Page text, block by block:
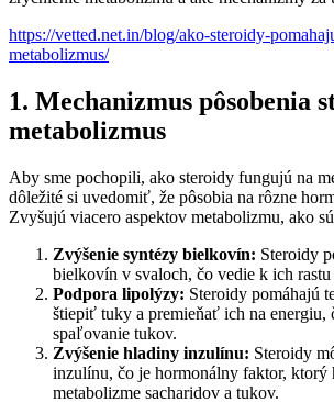
https://vetted.net.in/blog/ako-steroidy-
metabolizmus/
1. Mechanizmus pôsobenia
metabolizmus
Aby sme pochopili, ako steroidy fungujú na
dôležité si uvedomiť, že pôsobia na rôzne
Zvyšujú viacero aspektov metabolizmu, ako
Zvýšenie syntézy bielkovín: Steroidy
bielkovín v svaloch, čo vedie k ich rastu
Podpora lipolýzy: Steroidy pomáhajú
štiepiť tuky a premieňať ich na energiu,
spaľovanie tukov.
Zvýšenie hladiny inzulínu: Steroidy
inzulínu, čo je hormonálny faktor,
metabolizme sacharidov a tukov.